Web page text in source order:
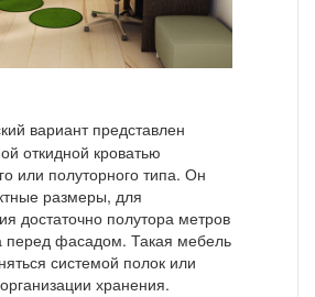
вариант представлен
откидной кроватью
или полуторного типа. Он
размеры, для
достаточно полутора метров
перед фасадом. Такая мебель
системой полок или
хранения.